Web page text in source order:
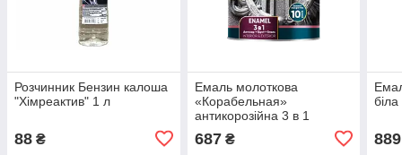
Розчинник Бензин калоша
"Хімреактив" 1 л
88 ₴
Емаль молоткова
«Корабельная»
антикорозійна 3 в 1
687₴ 889